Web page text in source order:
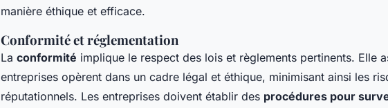
manière éthique et efficace.
Conformité et réglementation
La conformité implique le respect des lois et règlements pertinents. Elle
entreprises opèrent dans un cadre légal et éthique, minimisant ainsi les
réputationnels. Les entreprises doivent établir des procédures pour